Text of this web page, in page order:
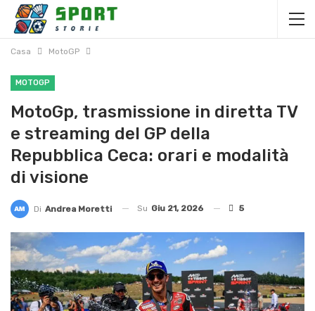
Casa MotoGP
MOTOGP
MotoGp, trasmissione in diretta TV
e streaming del GP della
Repubblica Ceca: orari e modalità
di visione
Di Andrea Moretti Su Giu 21, 2026 5